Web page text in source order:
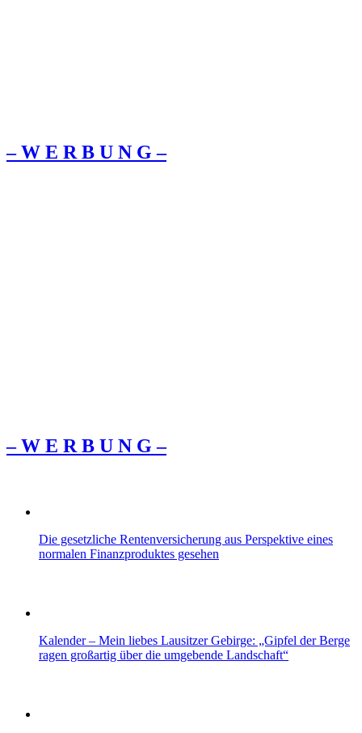
– W Ε R Β U Ν G –
– W Ε R Β U Ν G –
Die gesetzliche Rentenversicherung aus Perspektive eines
normalen Finanzproduktes gesehen
Kalender – Mein liebes Lausitzer Gebirge: „Gipfel der Berge
ragen großartig über die umgebende Landschaft“